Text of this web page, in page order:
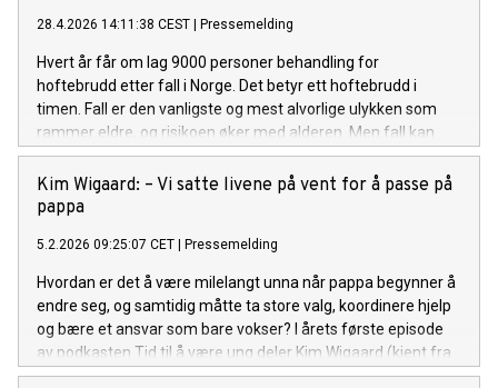
28.4.2026 14:11:38 CEST | Pressemelding
Hvert år får om lag 9000 personer behandling for
hoftebrudd etter fall i Norge. Det betyr ett hoftebrudd i
timen. Fall er den vanligste og mest alvorlige ulykken som
rammer eldre, og risikoen øker med alderen. Men fall kan
forebygges, ofte med enkle tiltak. Derfor lanserer Nasjonalt
senter for aldring og helse nå det nye verktøyet Kort om fall
og fallforebygging for helse- og omsorgspersonell.
Kim Wigaard: – Vi satte livene på vent for å passe på
pappa
5.2.2026 09:25:07 CET | Pressemelding
Hvordan er det å være milelangt unna når pappa begynner å
endre seg, og samtidig måtte ta store valg, koordinere hjelp
og bære et ansvar som bare vokser? I årets første episode
av podkasten Tid til å være ung deler Kim Wigaard (kjent fra
Demenskoret, Maskorama og Stjernekamp) sin historie om